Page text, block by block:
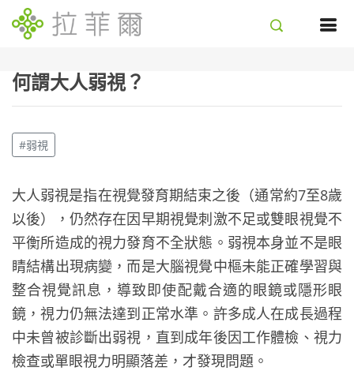
何謂大人弱視？
#弱視
大人弱視是指在視覺發育期結束之後（通常約7至8歲
以後），仍然存在因早期視覺刺激不足或雙眼視覺不
平衡所造成的視力發育不全狀態。弱視本身並不是眼
睛結構出現病變，而是大腦視覺中樞未能正確學習與
整合視覺訊息，導致即使配戴合適的眼鏡或隱形眼
鏡，視力仍無法達到正常水準。許多成人在成長過程
中未曾被診斷出弱視，直到成年後因工作體檢、視力
檢查或單眼視力明顯落差，才發現問題。